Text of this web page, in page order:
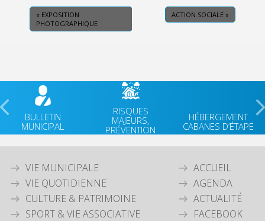
« EXPOSITION
PHOTOGRAPHIQUE
ACTION SOCIALE »
BULLETIN
MUNICIPAL
RISQUES
MAJEURS,
PRÉVENTION
HÉBERGEMENT
CABANES D’ÉTAPE
VIE MUNICIPALE
VIE QUOTIDIENNE
CULTURE & PATRIMOINE
SPORT & VIE ASSOCIATIVE
ACCUEIL
AGENDA
ACTUALITÉ
FACEBOOK